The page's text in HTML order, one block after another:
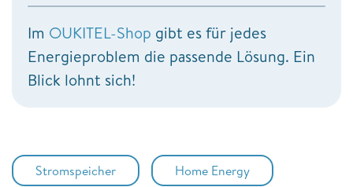
Im OUKITEL-Shop gibt es für jedes
Energieproblem die passende Lösung. Ein
Blick lohnt sich!
Stromspeicher Home Energy